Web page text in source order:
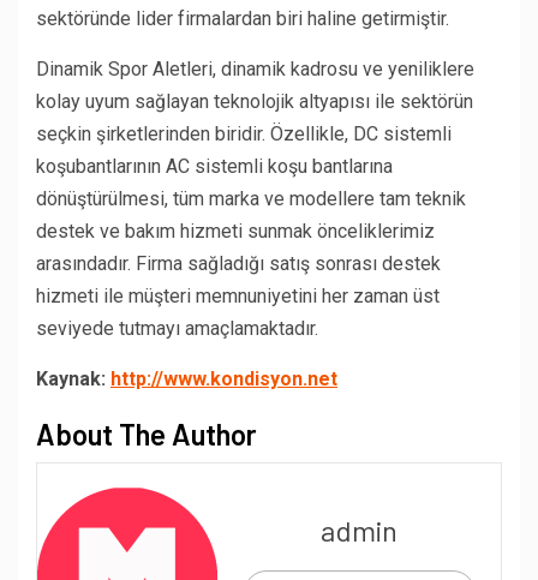
sektöründe lider firmalardan biri haline getirmiştir.
Dinamik Spor Aletleri, dinamik kadrosu ve yeniliklere
kolay uyum sağlayan teknolojik altyapısı ile sektörün
seçkin şirketlerinden biridir. Özellikle, DC sistemli
koşubantlarının AC sistemli koşu bantlarına
dönüştürülmesi, tüm marka ve modellere tam teknik
destek ve bakım hizmeti sunmak önceliklerimiz
arasındadır. Firma sağladığı satış sonrası destek
hizmeti ile müşteri memnuniyetini her zaman üst
seviyede tutmayı amaçlamaktadır.
Kaynak: http://www.kondisyon.net
About The Author
admin